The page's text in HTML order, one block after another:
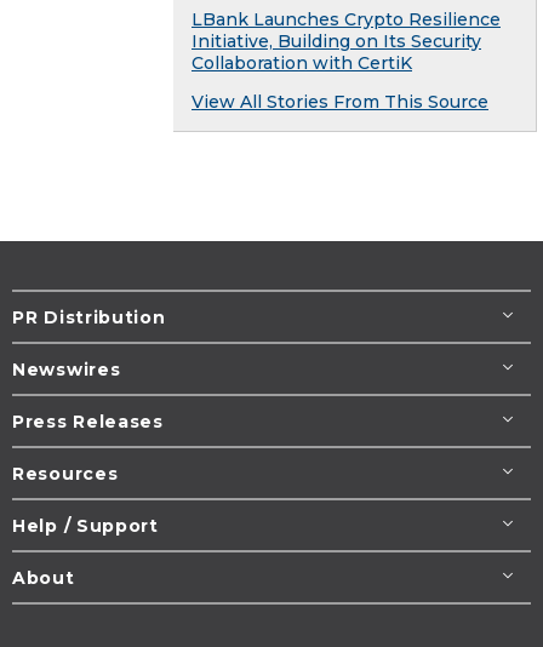
LBank Launches Crypto Resilience
Initiative, Building on Its Security
Collaboration with CertiK
View All Stories From This Source
PR Distribution
Newswires
Press Releases
Resources
Help / Support
About